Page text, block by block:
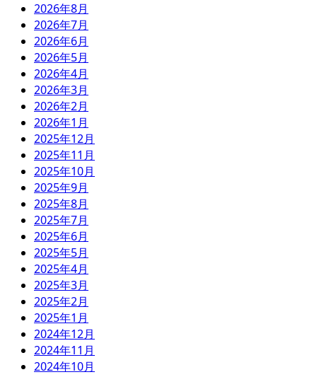
2026年8月
2026年7月
2026年6月
2026年5月
2026年4月
2026年3月
2026年2月
2026年1月
2025年12月
2025年11月
2025年10月
2025年9月
2025年8月
2025年7月
2025年6月
2025年5月
2025年4月
2025年3月
2025年2月
2025年1月
2024年12月
2024年11月
2024年10月